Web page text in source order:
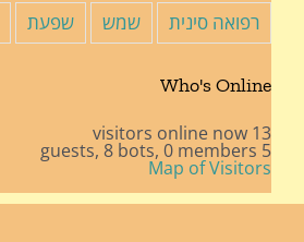
רפואה סינית
שמש שפעת
Who's Online
13 visitors online now
5 guests,
8 bots, 0 members
Map of Visitors